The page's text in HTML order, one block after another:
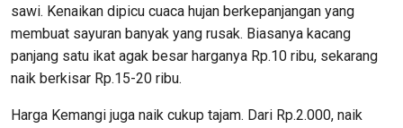
sawi. Kenaikan dipicu cuaca hujan berkepanjangan yang
membuat sayuran banyak yang rusak. Biasanya kacang
panjang satu ikat agak besar harganya Rp.10 ribu, sekarang
naik berkisar Rp.15-20 ribu.
Harga Kemangi juga naik cukup tajam. Dari Rp.2.000, naik